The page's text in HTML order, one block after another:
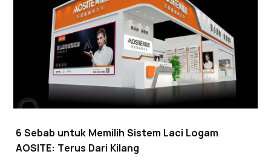
6 Sebab untuk Memilih Sistem Laci Logam
AOSITE: Terus Dari Kilang